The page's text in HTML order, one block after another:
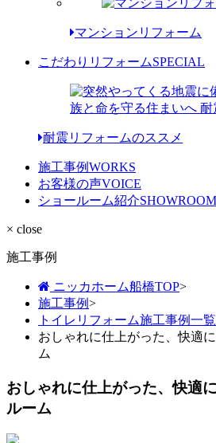
マンションリフォーム
こだわりリフォームSPECIAL
耐震リフォームのススメ
施工事例WORKS
お客様の声VOICE
ショールーム紹介SHOWROOM
× close
施工事例
ニッカホーム船橋TOP>
施工事例>
トイレリフォーム施工事例一覧
おしゃれに仕上がった、快適
ム
おしゃれに仕上がった、快適
ルーム